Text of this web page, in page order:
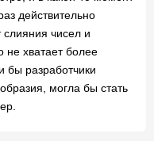
действительно
слияния чисел и
не хватает более
бы разработчики
могла бы стать